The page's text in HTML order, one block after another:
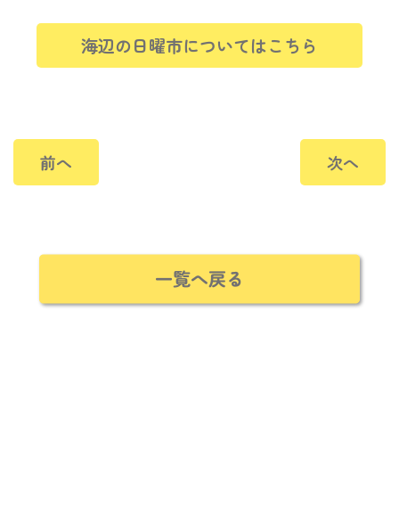
海辺の日曜市についてはこちら
前へ 次へ